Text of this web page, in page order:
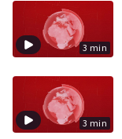
3 min
3 min